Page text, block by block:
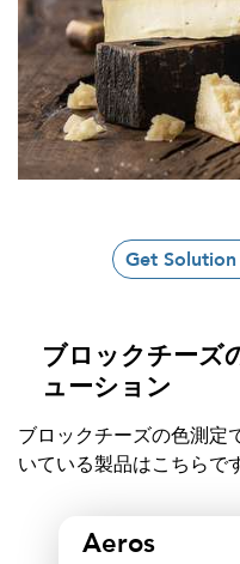
Get Solution
ブロックチーズ
ューション
ブロックチーズの色測定
いている製品はこちらです
Aeros